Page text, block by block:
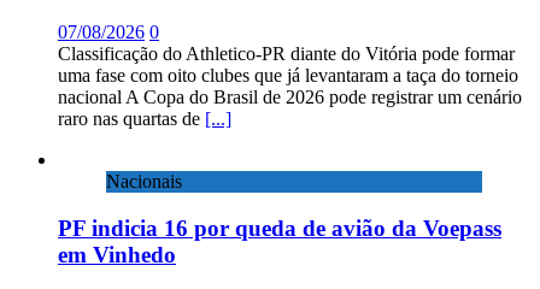
07/08/2026 0
Classificação do Athletico-PR diante do Vitória pode formar
uma fase com oito clubes que já levantaram a taça do torneio
nacional A Copa do Brasil de 2026 pode registrar um cenário
raro nas quartas de [...]
Nacionais
PF indicia 16 por queda de avião da Voepass
em Vinhedo